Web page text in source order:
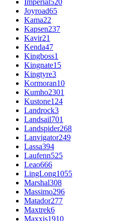
Imperial520
Joyroad65
Kama22
Kapsen237
Kavir21
Kenda47
Kingboss1
Kingnate15
Kingtyre3
Kormoran10
Kumho2301
Kustone124
Landrock3
Landsail701
Landspider268
Lanvigator249
Lassa394
Laufenn525
Leao666
LingLong1055
Marshal308
Massimo296
Matador277
Maxtrek6
Maxxis1910